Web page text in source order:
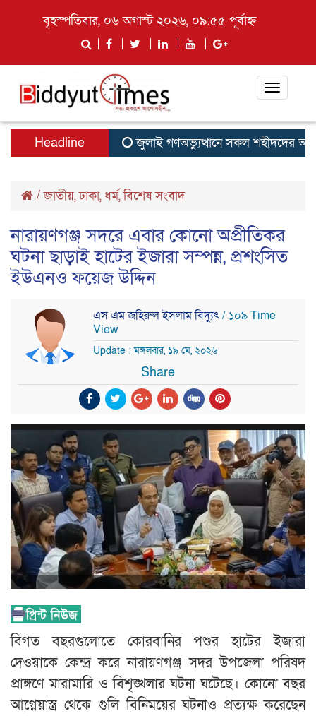
বৃহস্পতিবার, ০৬ অগাস্ট ২০২৬, ০৯:৫৫ পূর্বাহ্ন
Toggle
Headline জুলাই গণঅভ্যুত্থানে সকল শহীদদের আত্মার
/জাতীয়,ঢাকা, ধর্ম,বিশেষ সংবাদ
নারায়ণগঞ্জ সদরে এবার কোনো অপ্রীতিকর
ঘটনা ছাড়াই হাটের ইজারা সম্পন্ন, প্রশংসিত
ইউএনও ফয়েজ উদ্দিন
এস এম জহিরুল ইসলাম বিদ্যুৎ/ ১০৯ Time
View
Update : মঙ্গলবার, ১৯ মে, ২০২৬
Share
বিগত বছরগুলোতে কোরবানির পশুর হাটের ইজারা
দেওয়াকে কেন্দ্র করে নারায়ণগঞ্জ সদর উপজেলা পরিষদ
প্রাঙ্গণে মারামারি ও বিশৃঙ্খলার ঘটনা ঘটেছে। কোনো বছর
আগ্নেয়াস্ত্র থেকে গুলি বিনিময়ের ঘটনাও প্রত্যক্ষ করেছেন